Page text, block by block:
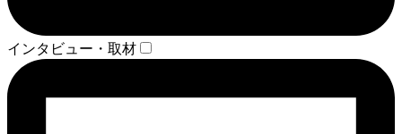
インタビュー・取材